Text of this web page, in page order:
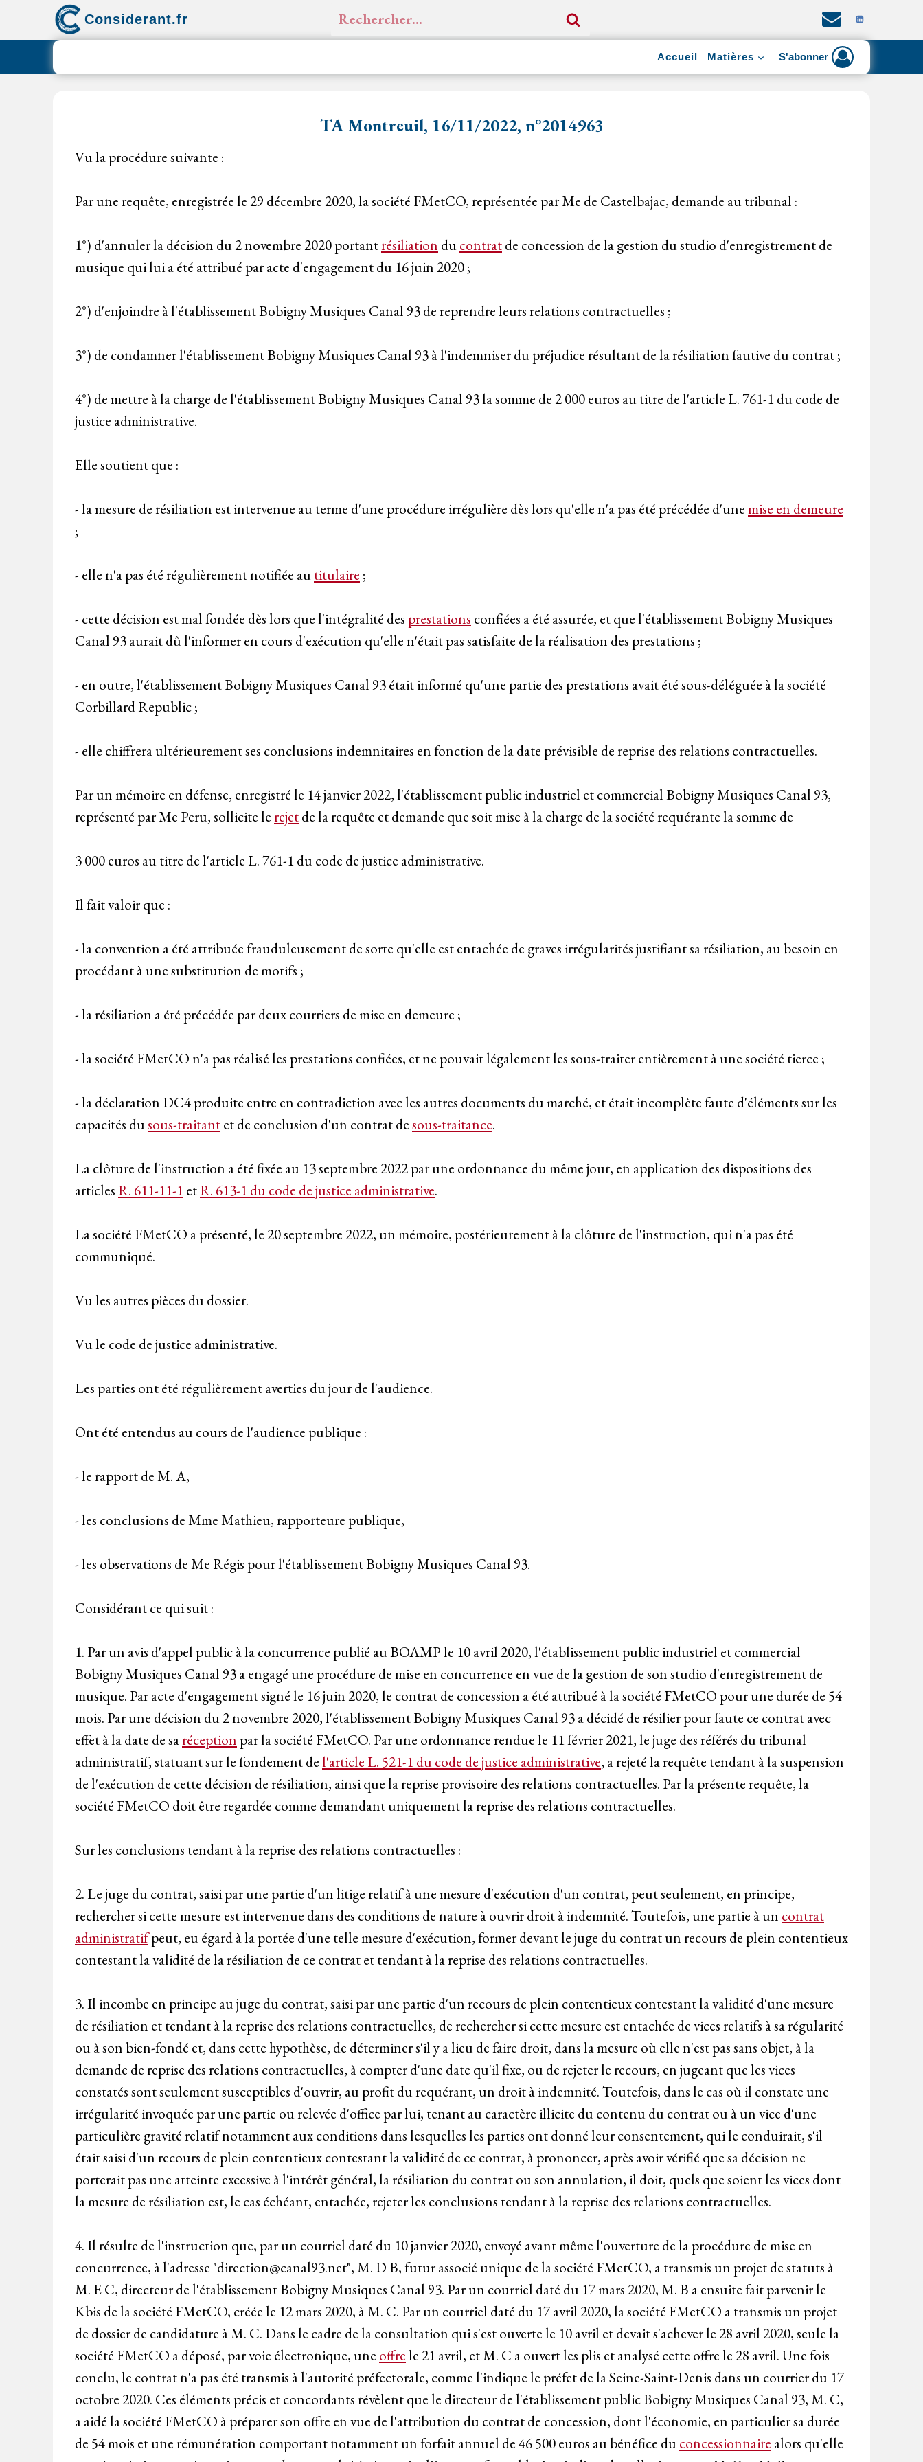
Considerant.fr Rechercher :
Accueil Matières S'abonner
TA Montreuil, 16/11/2022, n°2014963
Vu la procédure suivante :
Par une requête, enregistrée le 29 décembre 2020, la société FMetCO, représentée par Me de Castelbajac, demande au tribunal :
1°) d'annuler la décision du 2 novembre 2020 portantrésiliation ducontratde concession de la gestion du studio d'enregistrement de
musique qui lui a été attribué par acte d'engagement du 16 juin 2020 ;
2°) d'enjoindre à l'établissement Bobigny Musiques Canal 93 de reprendre leurs relations contractuelles ;
3°) de condamner l'établissement Bobigny Musiques Canal 93 à l'indemniser du préjudice résultant de la résiliation fautive du contrat ;
4°) de mettre à la charge de l'établissement Bobigny Musiques Canal 93 la somme de 2 000 euros au titre de l'article L. 761-1 du code de
justice administrative.
Elle soutient que :
- la mesure de résiliation est intervenue au terme d'une procédure irrégulière dès lors qu'elle n'a pas été précédée d'unemise en demeure
;
- elle n'a pas été régulièrement notifiée autitulaire ;
- cette décision est mal fondée dès lors que l'intégralité des prestations confiées a été assurée, et que l'établissement Bobigny Musiques
Canal 93 aurait dû l'informer en cours d'exécution qu'elle n'était pas satisfaite de la réalisation des prestations ;
- en outre, l'établissement Bobigny Musiques Canal 93 était informé qu'une partie des prestations avait été sous-déléguée à la société
Corbillard Republic ;
- elle chiffrera ultérieurement ses conclusions indemnitaires en fonction de la date prévisible de reprise des relations contractuelles.
Par un mémoire en défense, enregistré le 14 janvier 2022, l'établissement public industriel et commercial Bobigny Musiques Canal 93,
représenté par Me Peru, sollicite lerejetde la requête et demande que soit mise à la charge de la société requérante la somme de
3 000 euros au titre de l'article L. 761-1 du code de justice administrative.
Il fait valoir que :
- la convention a été attribuée frauduleusement de sorte qu'elle est entachée de graves irrégularités justifiant sa résiliation, au besoin en
procédant à une substitution de motifs ;
- la résiliation a été précédée par deux courriers de mise en demeure ;
- la société FMetCO n'a pas réalisé les prestations confiées, et ne pouvait légalement les sous-traiter entièrement à une société tierce ;
- la déclaration DC4 produite entre en contradiction avec les autres documents du marché, et était incomplète faute d'éléments sur les
capacités dusous-traitantet de conclusion d'un contrat desous-traitance.
La clôture de l'instruction a été fixée au 13 septembre 2022 par une ordonnance du même jour, en application des dispositions des
articles R. 611-11-1etR. 613-1 du code de justice administrative.
La société FMetCO a présenté, le 20 septembre 2022, un mémoire, postérieurement à la clôture de l'instruction, qui n'a pas été
communiqué.
Vu les autres pièces du dossier.
Vu le code de justice administrative.
Les parties ont été régulièrement averties du jour de l'audience.
Ont été entendus au cours de l'audience publique :
- le rapport de M. A,
- les conclusions de Mme Mathieu, rapporteure publique,
- les observations de Me Régis pour l'établissement Bobigny Musiques Canal 93.
Considérant ce qui suit :
1. Par un avis d'appel public à la concurrence publié au BOAMP le 10 avril 2020, l'établissement public industriel et commercial
Bobigny Musiques Canal 93 a engagé une procédure de mise en concurrence en vue de la gestion de son studio d'enregistrement de
musique. Par acte d'engagement signé le 16 juin 2020, le contrat de concession a été attribué à la société FMetCO pour une durée de 54
mois. Par une décision du 2 novembre 2020, l'établissement Bobigny Musiques Canal 93 a décidé de résilier pour faute ce contrat avec
effet à la date de saréception par la société FMetCO. Par une ordonnance rendue le 11 février 2021, le juge des référés du tribunal
administratif, statuant sur le fondement del'article L. 521-1 du code de justice administrative, a rejeté la requête tendant à la suspension
de l'exécution de cette décision de résiliation, ainsi que la reprise provisoire des relations contractuelles. Par la présente requête, la
société FMetCO doit être regardée comme demandant uniquement la reprise des relations contractuelles.
Sur les conclusions tendant à la reprise des relations contractuelles :
2. Le juge du contrat, saisi par une partie d'un litige relatif à une mesure d'exécution d'un contrat, peut seulement, en principe,
rechercher si cette mesure est intervenue dans des conditions de nature à ouvrir droit à indemnité. Toutefois, une partie à un contrat
administratifpeut, eu égard à la portée d'une telle mesure d'exécution, former devant le juge du contrat un recours de plein contentieux
contestant la validité de la résiliation de ce contrat et tendant à la reprise des relations contractuelles.
3. Il incombe en principe au juge du contrat, saisi par une partie d'un recours de plein contentieux contestant la validité d'une mesure
de résiliation et tendant à la reprise des relations contractuelles, de rechercher si cette mesure est entachée de vices relatifs à sa régularité
ou à son bien-fondé et, dans cette hypothèse, de déterminer s'il y a lieu de faire droit, dans la mesure où elle n'est pas sans objet, à la
demande de reprise des relations contractuelles, à compter d'une date qu'il fixe, ou de rejeter le recours, en jugeant que les vices
constatés sont seulement susceptibles d'ouvrir, au profit du requérant, un droit à indemnité. Toutefois, dans le cas où il constate une
irrégularité invoquée par une partie ou relevée d'office par lui, tenant au caractère illicite du contenu du contrat ou à un vice d'une
particulière gravité relatif notamment aux conditions dans lesquelles les parties ont donné leur consentement, qui le conduirait, s'il
était saisi d'un recours de plein contentieux contestant la validité de ce contrat, à prononcer, après avoir vérifié que sa décision ne
porterait pas une atteinte excessive à l'intérêt général, la résiliation du contrat ou son annulation, il doit, quels que soient les vices dont
la mesure de résiliation est, le cas échéant, entachée, rejeter les conclusions tendant à la reprise des relations contractuelles.
4. Il résulte de l'instruction que, par un courriel daté du 10 janvier 2020, envoyé avant même l'ouverture de la procédure de mise en
concurrence, à l'adresse "direction@canal93.net", M. D B, futur associé unique de la société FMetCO, a transmis un projet de statuts à
M. E C, directeur de l'établissement Bobigny Musiques Canal 93. Par un courriel daté du 17 mars 2020, M. B a ensuite fait parvenir le
Kbis de la société FMetCO, créée le 12 mars 2020, à M. C. Par un courriel daté du 17 avril 2020, la société FMetCO a transmis un projet
de dossier de candidature à M. C. Dans le cadre de la consultation qui s'est ouverte le 10 avril et devait s'achever le 28 avril 2020, seule la
société FMetCO a déposé, par voie électronique, une offrele 21 avril, et M. C a ouvert les plis et analysé cette offre le 28 avril. Une fois
conclu, le contrat n'a pas été transmis à l'autorité préfectorale, comme l'indique le préfet de la Seine-Saint-Denis dans un courrier du 17
octobre 2020. Ces éléments précis et concordants révèlent que le directeur de l'établissement public Bobigny Musiques Canal 93, M. C,
a aidé la société FMetCO à préparer son offre en vue de l'attribution du contrat de concession, dont l'économie, en particulier sa durée
de 54 mois et une rémunération comportant notamment un forfait annuel de 46 500 euros au bénéfice duconcessionnaire alors qu'elle